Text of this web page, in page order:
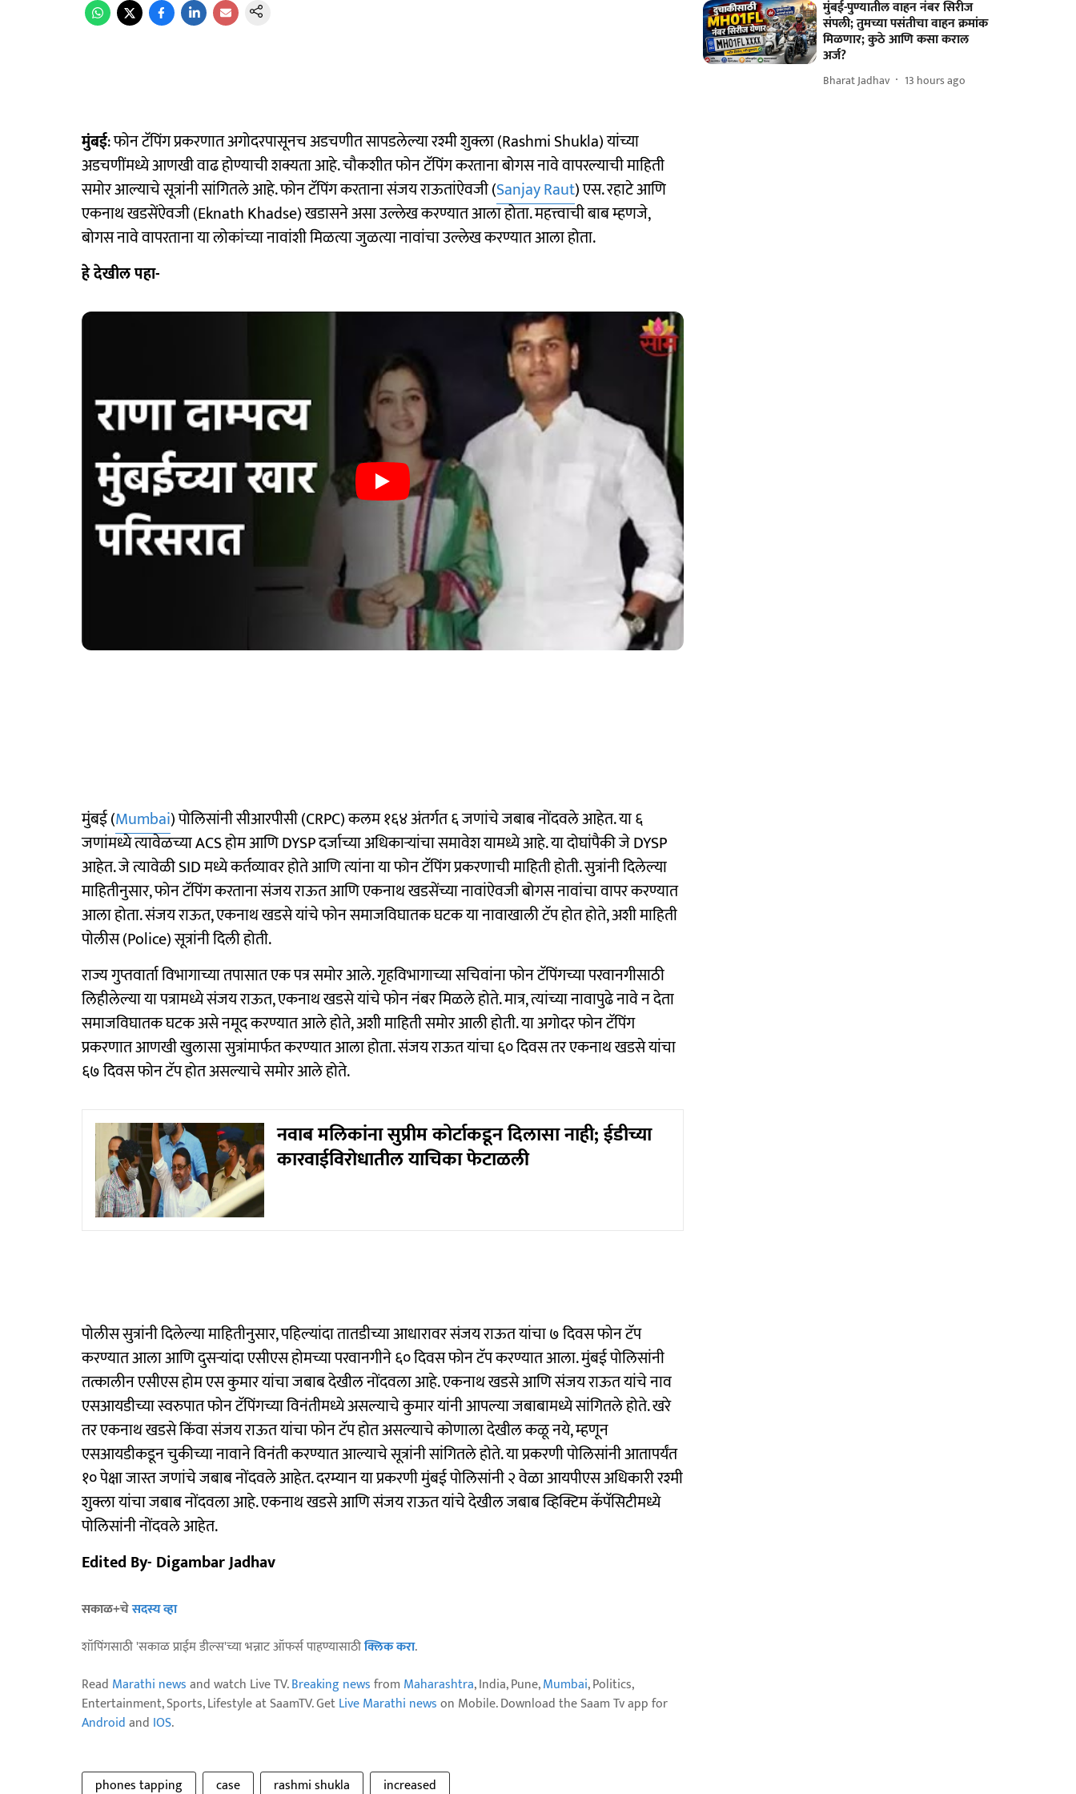
मुंबई: फोन टॅपिंग प्रकरणात अगोदरपासूनच अडचणीत सापडलेल्या रश्मी शुक्ला (Rashmi Shukla) यांच्या
अडचणींमध्ये आणखी वाढ होण्याची शक्यता आहे. चौकशीत फोन टॅपिंग करताना बोगस नावे वापरल्याची माहिती
समोर आल्याचे सूत्रांनी सांगितले आहे. फोन टॅपिंग करताना संजय राऊतांऐवजी (Sanjay Raut) एस. रहाटे आणि
एकनाथ खडसेंऐवजी (Eknath Khadse) खडासने असा उल्लेख करण्यात आला होता. महत्त्वाची बाब म्हणजे,
बोगस नावे वापरताना या लोकांच्या नावांशी मिळत्या जुळत्या नावांचा उल्लेख करण्यात आला होता.
हे देखील पहा-
मुंबई (Mumbai) पोलिसांनी सीआरपीसी (CRPC) कलम १६४ अंतर्गत ६ जणांचे जबाब नोंदवले आहेत. या ६
जणांमध्ये त्यावेळच्या ACS होम आणि DYSP दर्जाच्या अधिकाऱ्यांचा समावेश यामध्ये आहे. या दोघांपैकी जे DYSP
आहेत. जे त्यावेळी SID मध्ये कर्तव्यावर होते आणि त्यांना या फोन टॅपिंग प्रकरणाची माहिती होती. सुत्रांनी दिलेल्या
माहितीनुसार, फोन टॅपिंग करताना संजय राऊत आणि एकनाथ खडसेंच्या नावांऐवजी बोगस नावांचा वापर करण्यात
आला होता. संजय राऊत, एकनाथ खडसे यांचे फोन समाजविघातक घटक या नावाखाली टॅप होत होते, अशी माहिती
पोलीस (Police) सूत्रांनी दिली होती.
राज्य गुप्तवार्ता विभागाच्या तपासात एक पत्र समोर आले. गृहविभागाच्या सचिवांना फोन टॅपिंगच्या परवानगीसाठी
लिहीलेल्या या पत्रामध्ये संजय राऊत, एकनाथ खडसे यांचे फोन नंबर मिळले होते. मात्र, त्यांच्या नावापुढे नावे न देता
समाजविघातक घटक असे नमूद करण्यात आले होते, अशी माहिती समोर आली होती. या अगोदर फोन टॅपिंग
प्रकरणात आणखी खुलासा सुत्रांमार्फत करण्यात आला होता. संजय राऊत यांचा ६० दिवस तर एकनाथ खडसे यांचा
६७ दिवस फोन टॅप होत असल्याचे समोर आले होते.
नवाब मलिकांना सुप्रीम कोर्टाकडून दिलासा नाही; ईडीच्या
कारवाईविरोधातील याचिका फेटाळली
पोलीस सुत्रांनी दिलेल्या माहितीनुसार, पहिल्यांदा तातडीच्या आधारावर संजय राऊत यांचा ७ दिवस फोन टॅप
करण्यात आला आणि दुसऱ्यांदा एसीएस होमच्या परवानगीने ६० दिवस फोन टॅप करण्यात आला. मुंबई पोलिसांनी
तत्कालीन एसीएस होम एस कुमार यांचा जबाब देखील नोंदवला आहे. एकनाथ खडसे आणि संजय राऊत यांचे नाव
एसआयडीच्या स्वरुपात फोन टॅपिंगच्या विनंतीमध्ये असल्याचे कुमार यांनी आपल्या जबाबामध्ये सांगितले होते. खरे
तर एकनाथ खडसे किंवा संजय राऊत यांचा फोन टॅप होत असल्याचे कोणाला देखील कळू नये, म्हणून
एसआयडीकडून चुकीच्या नावाने विनंती करण्यात आल्याचे सूत्रांनी सांगितले होते. या प्रकरणी पोलिसांनी आतापर्यंत
१० पेक्षा जास्त जणांचे जबाब नोंदवले आहेत. दरम्यान या प्रकरणी मुंबई पोलिसांनी २ वेळा आयपीएस अधिकारी रश्मी
शुक्ला यांचा जबाब नोंदवला आहे. एकनाथ खडसे आणि संजय राऊत यांचे देखील जबाब व्हिक्टिम कॅपॅसिटीमध्ये
पोलिसांनी नोंदवले आहेत.
Edited By- Digambar Jadhav
सकाळ+चेसदस्य व्हा
शॉपिंगसाठी 'सकाळ प्राईम डील्स'च्या भन्नाट ऑफर्स पाहण्यासाठीक्लिक करा.
Read Marathi newsand watch Live TV.Breaking newsfrom Maharashtra, India, Pune,Mumbai, Politics,
Entertainment, Sports, Lifestyle at SaamTV. GetLive Marathi newson Mobile. Download the Saam Tv app for
Androidand IOS.
phones tapping case rashmi shukla increased
मुंबई-पुण्यातील वाहन नंबर सिरीज
संपली; तुमच्या पसंतीचा वाहन क्रमांक
मिळणार; कुठे आणि कसा कराल
अर्ज?
Bharat Jadhav 13 hours ago